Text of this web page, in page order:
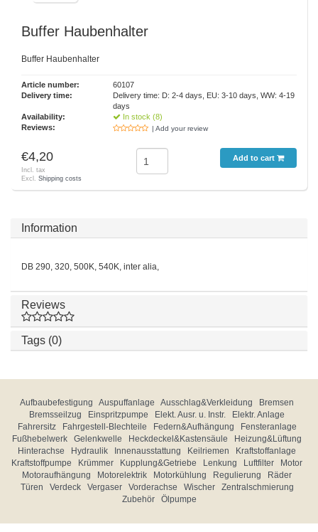
Buffer Haubenhalter
Buffer Haubenhalter
Article number:
60107
Delivery time:
Delivery time: D: 2-4 days, EU: 3-10 days, WW: 4-19
days
Availability:
In stock (8)
Reviews:
| Add your review
€4,20
Incl. tax
Excl. Shipping costs
Add to cart
Information
DB 290, 320, 500K, 540K, inter alia,
Reviews
Tags (0)
Aufbaubefestigung Auspuffanlage Ausschlag&Verkleidung
Bremsen
Bremsseilzug
Einspritzpumpe Elekt. Ausr. u. Instr.
Elektr. Anlage
Fahrersitz
Fahrgestell-Blechteile Federn&Aufhängung
Fensteranlage
Fußhebelwerk
Gelenkwelle Heckdeckel&Kastensäule
Heizung&Lüftung
Hinterachse
Hydraulik Innenausstattung Keilriemen
Kraftstoffanlage
Kraftstoffpumpe
Krümmer Kupplung&Getriebe Lenkung Luftfilter
Motor
Motoraufhängung
Motorelektrik Motorkühlung Regulierung
Räder
Türen
Verdeck Vergaser Vorderachse Wischer
Zentralschmierung
Zubehör
Ölpumpe